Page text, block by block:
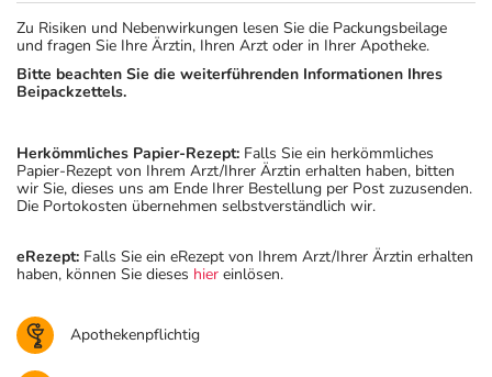
Zu Risiken und Nebenwirkungen lesen Sie die Packungsbeilage
und fragen Sie Ihre Ärztin, Ihren Arzt oder in Ihrer Apotheke.
Bitte beachten Sie die weiterführenden Informationen Ihres
Beipackzettels.
Herkömmliches Papier-Rezept: Falls Sie ein herkömmliches
Papier-Rezept von Ihrem Arzt/Ihrer Ärztin erhalten haben, bitten
wir Sie, dieses uns am Ende Ihrer Bestellung per Post zuzusenden.
Die Portokosten übernehmen selbstverständlich wir.
eRezept: Falls Sie ein eRezept von Ihrem Arzt/Ihrer Ärztin erhalten
haben, können Sie dieses hier einlösen.
Apothekenpflichtig